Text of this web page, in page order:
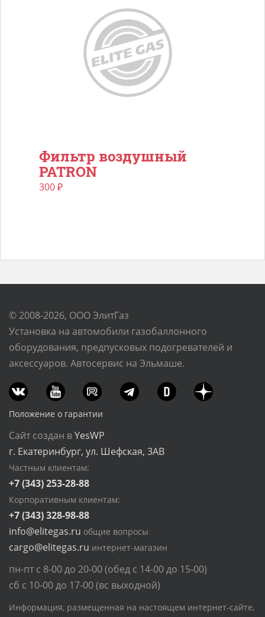
Фильтр воздушный
PATRON
300₽
© 2008-2026, ООО ЭлитГаз
Установка на автомобили газобаллонного
оборудования, предпусковых подогревателей и
аксессуаров. Автосервис на Эльмаше.
Положение о гарантии
Сайт создан вYesWP
г. Екатеринбург, ул. Шефская, 3АВ
Частным клиентам:
+7 (343) 253-28-88
Корпоративным клиентам:
+7 (343) 328-98-88
info@elitegas.ru общие вопросы
cargo@elitegas.ru интернет-магазин
пн-пт с 8-00 до 20-00 (обед с 14-00 до 15-00)
сб с 10-00 до 17-00 (вс выходной)
Информация, размещенная на настоящем интернет-сайте,